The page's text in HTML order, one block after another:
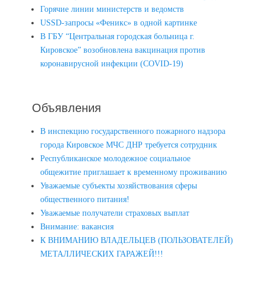
Горячие линии министерств и ведомств
USSD-запросы «Феникс» в одной картинке
В ГБУ “Центральная городская больница г.
Кировское” возобновлена вакцинация против
коронавирусной инфекции (COVID-19)
Объявления
В инспекцию государственного пожарного надзора
города Кировское МЧС ДНР требуется сотрудник
Республиканское молодежное социальное
общежитие приглашает к временному проживанию
Уважаемые субъекты хозяйствования сферы
общественного питания!
Уважаемые получатели страховых выплат
Внимание: вакансия
К ВНИМАНИЮ ВЛАДЕЛЬЦЕВ (ПОЛЬЗОВАТЕЛЕЙ)
МЕТАЛЛИЧЕСКИХ ГАРАЖЕЙ!!!